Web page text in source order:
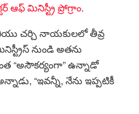
ఆఫ్ మినిస్ట్రీ ప్రోగ్రాం.
చర్చి నాయకులలో తీవ్ర
నుండి అతను
“అసౌకర్యంగా” ఉన్నాడో
“ఇవన్నీ, నేను ఇప్పటికీ